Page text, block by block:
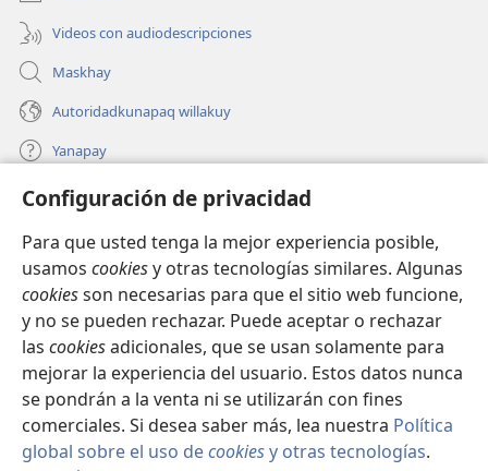
Configuración de privacidad
Para que usted tenga la mejor experiencia posible,
usamos cookiesy otras tecnologías similares. Algunas
cookiesson necesarias para que el sitio web funcione,
y no se pueden rechazar. Puede aceptar o rechazar
las cookiesadicionales, que se usan solamente para
mejorar la experiencia del usuario. Estos datos nunca
se pondrán a la venta ni se utilizarán con fines
comerciales. Si desea saber más, lea nuestra Política
global sobre el uso decookiesy otras tecnologías.
Videos con audiodescripciones
Maskhay
Autoridadkunapaq willakuy
Yanapay
Donacionta churanapaq
una
ventana)
INTERNETPI QELQANCHISKUNA Watchtower™
(abre
una
nueva
ventana)
JW Hub
(abre
una
nueva
ventana)
JW Library ®